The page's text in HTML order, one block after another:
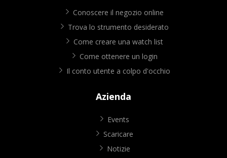
Conoscere il negozio online
Trova lo strumento desiderato
Come creare una watch list
Come ottenere un login
Il conto utente a colpo d'occhio
Azienda
Events
Scaricare
Notizie